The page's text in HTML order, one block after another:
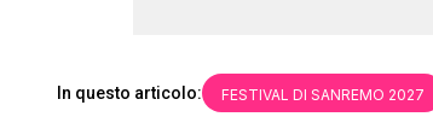
In questo articolo: FESTIVAL DI SANREMO 2027